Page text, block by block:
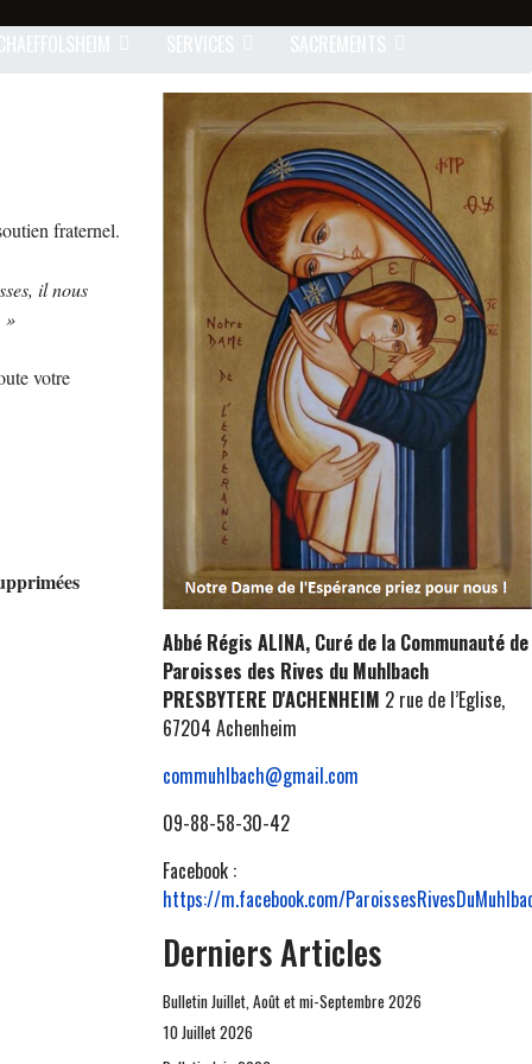
fraternel.
il nous
»
votre
Abbé Régis ALINA, Curé de la Communauté de
Paroisses des Rives du Muhlbach
PRESBYTERE D'ACHENHEIM 2 rue de l’Eglise,
67204 Achenheim
commuhlbach@gmail.com
09-88-58-30-42
Facebook :
https://m.facebook.com/
Derniers Articles
Bulletin Juillet, Août et mi-Septembre 2026
10 Juillet 2026